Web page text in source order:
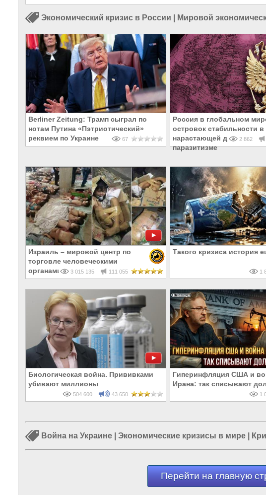
Экономический кризис в России Мировой
Berliner Zeitung: Трамп сыграл по
нотам Путина «Пэтриотический»
реквием по Украине
67
Россия в глобальном
островок стабильности в
нарастающей деградации
паразитизме
2 862
Израиль – мировой центр по
торговле человеческими
органами
3 015 135 111 055
Такого кризиса история
1
Биологическая война. Прививками
убивают миллионы
504 600 43 650
Гиперинфляция США и
Ирана: так списывают
1
Война на Украине Экономические кризисы в мире
Перейти на главную